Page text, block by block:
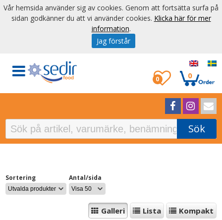
0
0
Sök
Sortering Antal/sida
Galleri Lista Kompakt
Vår hemsida använder sig av cookies. Genom att fortsätta surfa på
sidan godkänner du att vi använder cookies. Klicka här för mer
information.
Jag förstår